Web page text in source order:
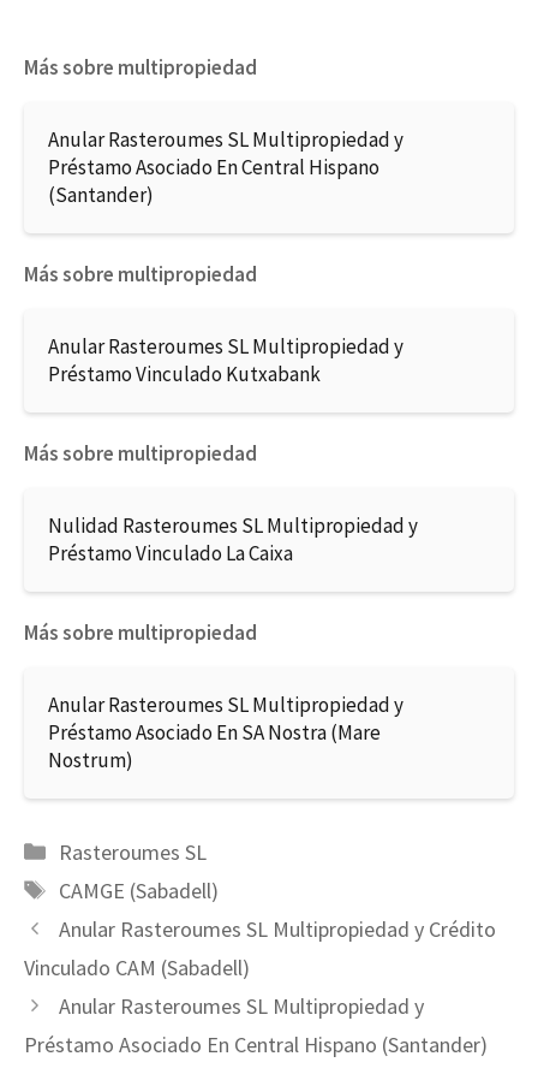
Más sobre multipropiedad
Anular Rasteroumes SL Multipropiedad y
Préstamo Asociado En Central Hispano
(Santander)
Más sobre multipropiedad
Anular Rasteroumes SL Multipropiedad y
Préstamo Vinculado Kutxabank
Más sobre multipropiedad
Nulidad Rasteroumes SL Multipropiedad y
Préstamo Vinculado La Caixa
Más sobre multipropiedad
Anular Rasteroumes SL Multipropiedad y
Préstamo Asociado En SA Nostra (Mare
Nostrum)
Categorías
Rasteroumes SL
Etiquetas
CAMGE (Sabadell)
Anular Rasteroumes SL Multipropiedad y Crédito
Vinculado CAM (Sabadell)
Anular Rasteroumes SL Multipropiedad y
Préstamo Asociado En Central Hispano (Santander)